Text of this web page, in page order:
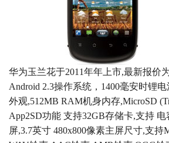
华为玉兰花于2011年年上市,最新报价
Android 2.3操作系统，1400毫安时锂
外观,512MB RAM机身内存,MicroSD
App2SD功能 支持32GB存储卡,支持
屏,3.7英寸 480x800像素主屏尺寸,支持